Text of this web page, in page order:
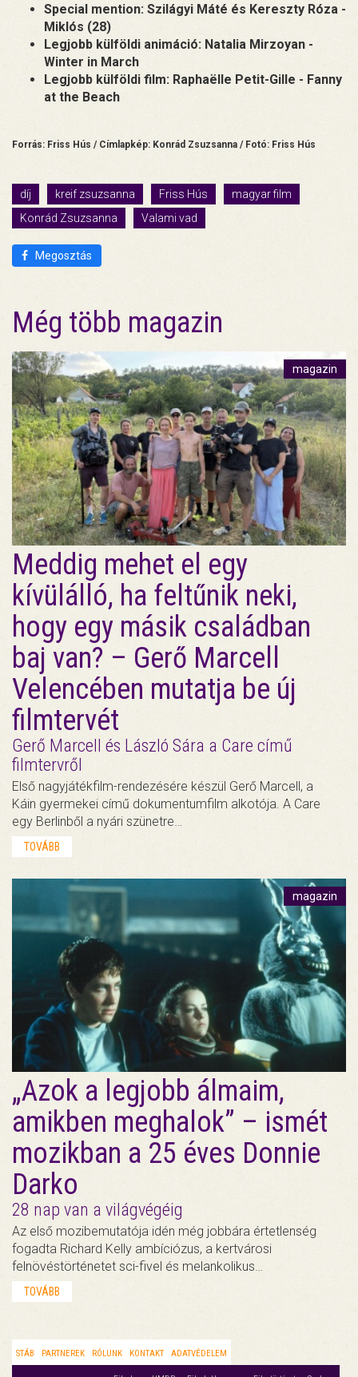
Special mention: Szilágyi Máté és Kereszty Róza -
Miklós (28)
Legjobb külföldi animáció: Natalia Mirzoyan -
Winter in March
Legjobb külföldi film: Raphaëlle Petit-Gille - Fanny
at the Beach
Forrás: Friss Hús / Címlapkép: Konrád Zsuzsanna / Fotó: Friss Hús
díj kreif zsuzsanna Friss Hús
magyar film
Konrád Zsuzsanna
Valami vad
Megosztás
Még több magazin
magazin
Meddig mehet el egy
kívülálló, ha feltűnik neki,
hogy egy másik családban
baj van? – Gerő Marcell
Velencében mutatja be új
filmtervét
Gerő Marcell és László Sára a Care című
filmtervről
Első nagyjátékfilm-rendezésére készül Gerő Marcell, a
Káin gyermekei című dokumentumfilm alkotója. A Care
egy Berlinből a nyári szünetre…
TOVÁBB
magazin
„Azok a legjobb álmaim,
amikben meghalok” – ismét
mozikban a 25 éves Donnie
Darko
28 nap van a világvégéig
Az első mozibemutatója idén még jobbára értetlenség
fogadta Richard Kelly ambíciózus, a kertvárosi
felnövéstörténetet sci-fivel és melankolikus…
TOVÁBB
STÁB PARTNEREK RÓLUNK KONTAKT ADATVÉDELEM